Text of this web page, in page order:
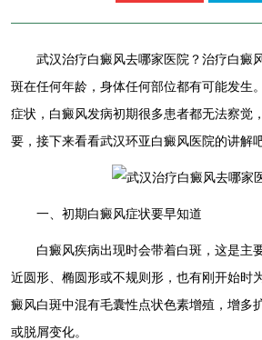
武汉治疗白癜风去哪家医院？治疗白癜
斑在任何年龄，身体任何部位都有可能发生
症状，白癜风发病初期很多患者都无法察觉
要，接下来看看武汉环亚白癜风医院的讲解
一、初期白癜风症状要早知道
白癜风疾病出现时会带着白斑，这是主要
近圆形、椭圆形或不规则形，也有刚开始时
癜风白斑中混有毛囊性点状色素增殖，增多
或脱屑变化。